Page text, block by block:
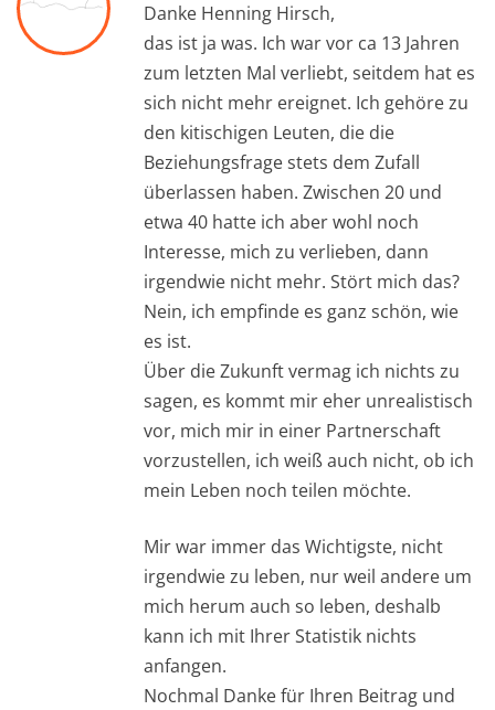
Danke Henning Hirsch,
das ist ja was. Ich war vor ca 13 Jahren
zum letzten Mal verliebt, seitdem hat es
sich nicht mehr ereignet. Ich gehöre zu
den kitischigen Leuten, die die
Beziehungsfrage stets dem Zufall
überlassen haben. Zwischen 20 und
etwa 40 hatte ich aber wohl noch
Interesse, mich zu verlieben, dann
irgendwie nicht mehr. Stört mich das?
Nein, ich empfinde es ganz schön, wie
es ist.
Über die Zukunft vermag ich nichts zu
sagen, es kommt mir eher unrealistisch
vor, mich mir in einer Partnerschaft
vorzustellen, ich weiß auch nicht, ob ich
mein Leben noch teilen möchte.
Mir war immer das Wichtigste, nicht
irgendwie zu leben, nur weil andere um
mich herum auch so leben, deshalb
kann ich mit Ihrer Statistik nichts
anfangen.
Nochmal Danke für Ihren Beitrag und